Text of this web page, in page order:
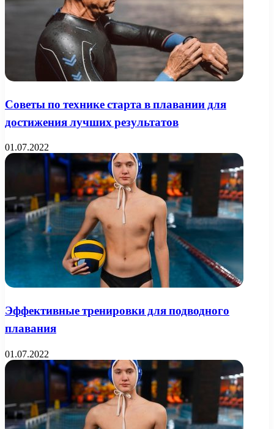
Советы по технике старта в плавании для
достижения лучших результатов
01.07.2022
Эффективные тренировки для подводного
плавания
01.07.2022